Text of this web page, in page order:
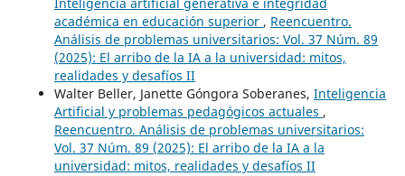
académica en educación superior , Reencuentro.
Análisis de problemas universitarios: Vol. 37 Núm. 89
(2025): El arribo de la IA a la universidad: mitos,
realidades y desafíos II
Walter Beller, Janette Góngora Soberanes, Inteligencia
Artificial y problemas pedagógicos actuales ,
Reencuentro. Análisis de problemas universitarios:
Vol. 37 Núm. 89 (2025): El arribo de la IA a la
universidad: mitos, realidades y desafíos II